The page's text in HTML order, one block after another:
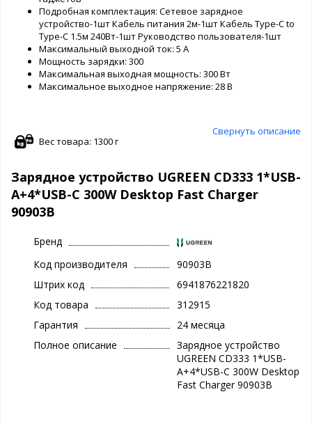
Подробная комплектация: Сетевое зарядное
устройство-1шт Кабель питания 2м-1шт Кабель Type-C to
Type-C 1.5м 240Вт-1шт Руководство пользователя-1шт
Максимальный выходной ток: 5 А
Мощность зарядки: 300
Максимальная выходная мощность: 300 Вт
Максимальное выходное напряжение: 28 В
Свернуть описание
Вес товара: 1300 г
Зарядное устройство UGREEN CD333 1*USB-
A+4*USB-C 300W Desktop Fast Charger
90903B
Бренд
Код производителя
90903B
Штрих код
6941876221820
Код товара
312915
Гарантия
24 месяца
Полное описание
Зарядное устройство
UGREEN CD333 1*USB-
A+4*USB-C 300W Desktop
Fast Charger 90903B